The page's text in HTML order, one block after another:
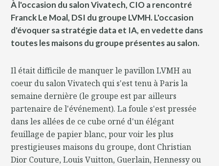
À l'occasion du salon Vivatech, CIO a rencontré
Franck Le Moal, DSI du groupe LVMH. L'occasion
d'évoquer sa stratégie data et IA, en vedette dans
toutes les maisons du groupe présentes au salon.
Il était difficile de manquer le pavillon LVMH au
coeur du salon Vivatech qui s'est tenu à Paris la
semaine dernière (le groupe est par ailleurs
partenaire de l'événement). La foule s'est pressée
dans les allées de ce cube orné d'un élégant
feuillage de papier blanc, pour voir les plus
prestigieuses maisons du groupe, dont Christian
Dior Couture, Louis Vuitton, Guerlain, Hennessy ou